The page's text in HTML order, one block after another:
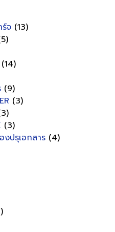
จ (13)
(14)
(9)
(3)
(3)
งปรุเอกสาร (4)